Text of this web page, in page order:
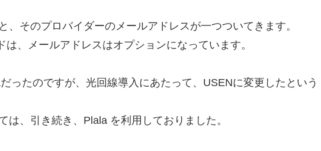
、そのプロバイダーのメールアドレスが一つついてきます。
、メールアドレスはオプションになっています。
ったのですが、光回線導入にあたって、USENに変更したという
は、引き続き、Plala を利用しておりました。